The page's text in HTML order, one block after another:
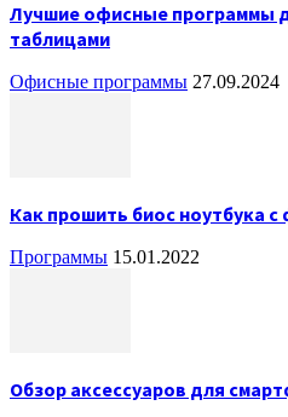
Лучшие офисные программы
таблицами
Офисные программы 27.09.2024
Как прошить биос ноутбука
Программы 15.01.2022
Обзор аксессуаров для